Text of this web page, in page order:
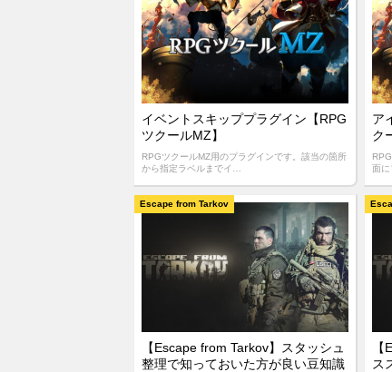
イベントスキッププラグイン【RPG
ツクールMZ】
RPGツクールMZ用のプラグインです。該当の箇所
から指定ラベルまでイ…
ア
ク
面
【Escape from Tarkov】スタッシュ
整理で知っておいた方が良い豆知識
Escape from Tarkov
ス